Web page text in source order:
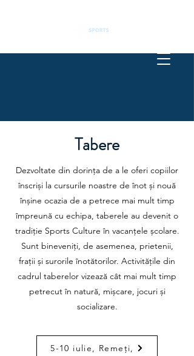
Tabere
Dezvoltate din dorința de a le oferi copiilor
înscriși la cursurile noastre de înot și nouă
înșine ocazia de a petrece mai mult timp
împreună cu echipa, taberele au devenit o
tradiție Sports Culture în vacanțele școlare.
Sunt bineveniți, de asemenea, prietenii,
frații și surorile înotătorilor. Activitățile din
cadrul taberelor vizează cât mai mult timp
petrecut în natură, mișcare, jocuri și
socializare.
5-10 iulie, Remeți,